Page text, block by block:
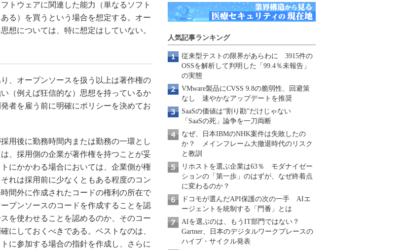
トウェアに関連した能力（単なるソフト
る）を買うという場合を想定する。オー
想については、特に想定はしていない。
、オープンソースを扱う以上は著作権の
（例えば狂信的な）思想を持っているか
者を雇う前に明確にポリシーを決めてお
用後に勤務時間内または勤務の一環とし
、採用側の企業が著作権を持つことが妥
にかかわる場合においては、企業側が権
れは採用前に少なくともある程度のコン
間外に作成されたコードの権利の所在で
プンソースのコードを作成することを認
を使わせることを認めるのか、そのコー
にしておくべきである。ベストなのは、
に参加する場合の指針を作成し、さらに
人気記事ランキング
従来型テストの限界があらわに 3915件の
OSSを解析して判明した「99.4％未報告」
の実態
VMware製品にCVSS 9.8の脆弱性、回避策
なし 速やかなアップデートを推奨
SaaSの価値は“割り勘”だけじゃない
「SaaSの死」論争を一刀両断
なぜ、日本IBMのNHK案件は失敗したの
か？ メインフレーム大撤退時代のリスク
と教訓
リホストを選ぶ企業は63％ モダナイゼー
ションの「第一歩」のはずが、なぜ終着点
に変わるのか？
ドコモが選んだAPI保護の次の一手 AIエ
ージェントを統制する「門番」とは
AIを選ぶのは、もうIT部門ではない？
Gartner、日本のデジタルワークプレースの
ハイプ・サイクル発表